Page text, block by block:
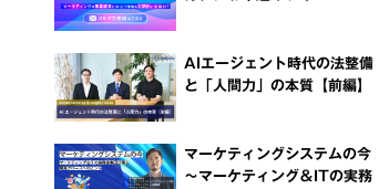
AIエージェント時代の法整備
と「人間力」の本質【前編】
マーケティングシステムの今
～マーケティング＆ITの実務